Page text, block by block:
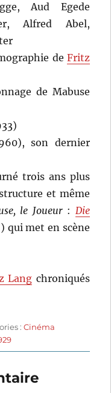
Aud Egede
Alfred Abel,
de Fritz
de Mabuse
son dernier
trois ans plus
et même
le Joueur: Die
qui met en scène
Lang chroniqués
:Cinéma